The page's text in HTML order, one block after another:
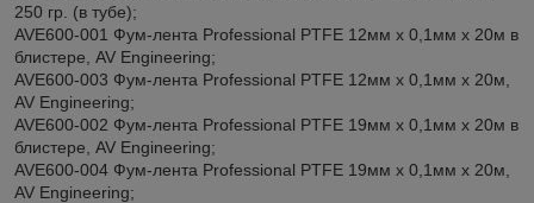
250 гр. (в тубе);
AVE600-001 Фум-лента Professional PTFE 12мм х 0,1мм х 20м в
блистере, AV Engineering;
AVE600-003 Фум-лента Professional PTFE 12мм х 0,1мм х 20м,
AV Engineering;
AVE600-002 Фум-лента Professional PTFE 19мм х 0,1мм х 20м в
блистере, AV Engineering;
AVE600-004 Фум-лента Professional PTFE 19мм х 0,1мм х 20м,
AV Engineering;